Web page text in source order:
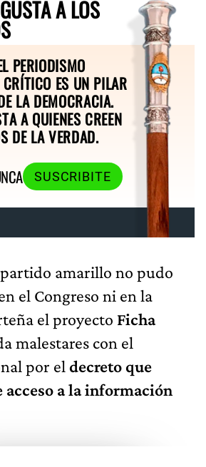
A LOS
PERIODISMO
ES UN PILAR
LA DEMOCRACIA.
A QUIENES CREEN
DE LA VERDAD.
SUSCRIBITE
amarillo no pudo
el Congreso ni en la
el proyecto Ficha
malestares con el
por el decreto que
a la información